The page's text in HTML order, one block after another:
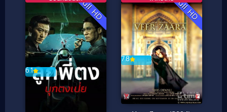
Full HD
6.1
Full HD
7.8